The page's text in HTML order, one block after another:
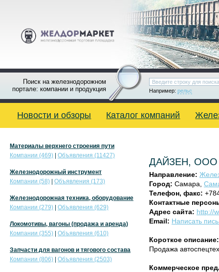
Поиск на железнодорожном
портале: компании и продукция
Например: рельс
Новости и обзоры Каталог компаний
ДАЙЗЕН, ООО
Направление:
Город: Самара,
Телефон, факс:
Контактные
Адрес сайта: http://
Email: Написать
Короткое описание:
Продажа
Коммерческое
Материалы верхнего строения пути
Компании (469)
Объявления (11427)
Железнодорожный инструмент
Компании (58)
Объявления (173)
Железнодорожная техника, оборудование
Компании (279)
Объявления (629)
Локомотивы, вагоны (продажа и аренда)
Компании (355)
Объявления (610)
Запчасти для вагонов и тягового состава
Компании (806)
Объявления (2503)